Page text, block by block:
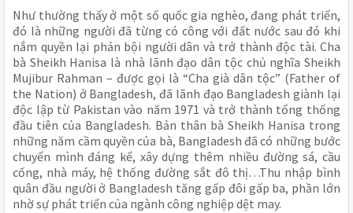
Như thường thấy ở một số quốc gia nghèo, đang phát triển,
đó là những người đã từng có công với đất nước sau đó khi
nắm quyền lại phản bội người dân và trở thành độc tài. Cha
bà Sheikh Hanisa là nhà lãnh đạo dân tộc chủ nghĩa Sheikh
Mujibur Rahman – được gọi là “Cha già dân tộc” (Father of
the Nation) ở Bangladesh, đã lãnh đạo Bangladesh giành lại
độc lập từ Pakistan vào năm 1971 và trở thành tổng thống
đầu tiên của Bangladesh. Bản thân bà Sheikh Hanisa trong
những năm cầm quyền của bà, Bangladesh đã có những bước
chuyển mình đáng kể, xây dựng thêm nhiều đường sá, cầu
cống, nhà máy, hệ thống đường sắt đô thị…Thu nhập bình
quân đầu người ở Bangladesh tăng gấp đôi gấp ba, phần lớn
nhờ sự phát triển của ngành công nghiệp dệt may.